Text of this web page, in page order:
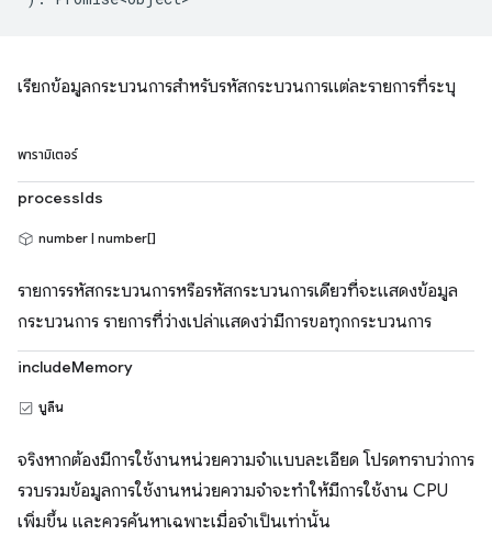
เรียกข้อมูลกระบวนการสำหรับรหัสกระบวนการแต่ละรายการที่ระบุ
พารามิเตอร์
processIds
number | number[]
รายการรหัสกระบวนการหรือรหัสกระบวนการเดียวที่จะแสดงข้อมูล
กระบวนการ รายการที่ว่างเปล่าแสดงว่ามีการขอทุกกระบวนการ
includeMemory
บูลีน
จริงหากต้องมีการใช้งานหน่วยความจำแบบละเอียด โปรดทราบว่าการ
รวบรวมข้อมูลการใช้งานหน่วยความจำจะทำให้มีการใช้งาน CPU
เพิ่มขึ้น และควรค้นหาเฉพาะเมื่อจำเป็นเท่านั้น